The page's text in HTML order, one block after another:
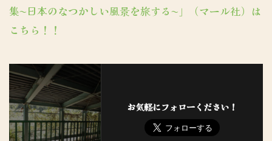
集〜日本のなつかしい風景を旅する〜」（マール社）は
こちら！！
お気軽にフォローください！